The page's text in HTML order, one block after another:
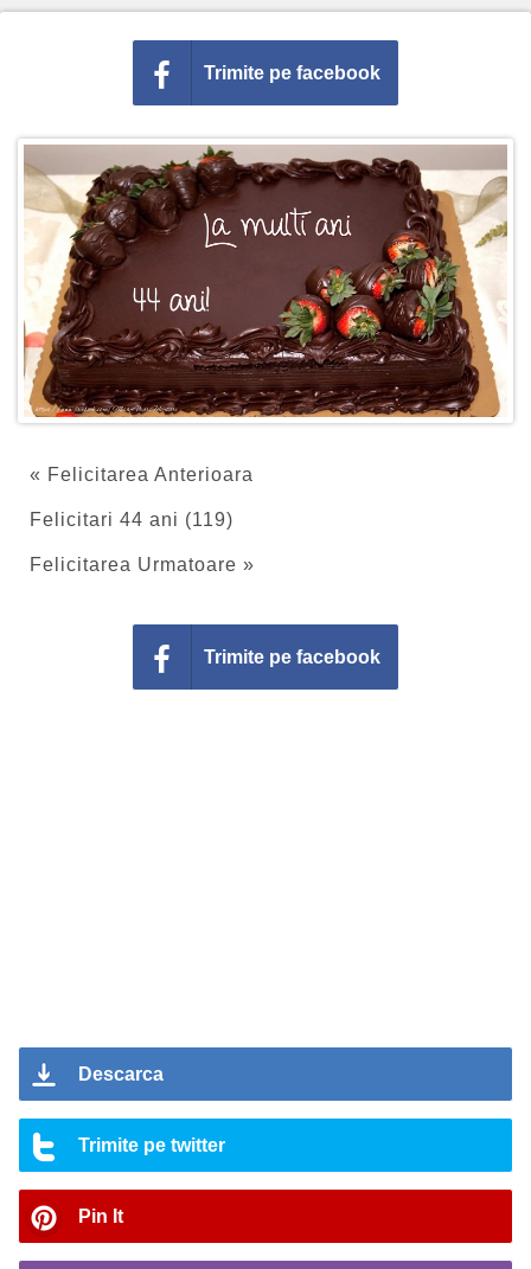
Trimite pe facebook
« Felicitarea Anterioara
Felicitari 44 ani (119)
Felicitarea Urmatoare »
Trimite pe facebook
Descarca
Trimite pe twitter
Pin It